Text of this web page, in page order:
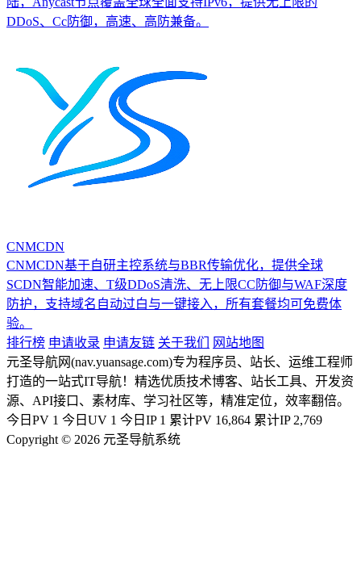
DDoS、Cc防御，高速、高防兼备。
CNMCDN
CNMCDN基于自研主控系统与BBR传输优化，提供全球
SCDN智能加速、T级DDoS清洗、无上限CC防御与WAF深度
防护，支持域名自动过白与一键接入，所有套餐均可免费体
验。
排行榜 申请收录 申请友链 关于我们
网站地图
元圣导航网(nav.yuansage.com)专为程序员、站长、运维工程师
打造的一站式IT导航！精选优质技术博客、站长工具、开发资
源、API接口、素材库、学习社区等，精准定位，效率翻倍。
今日PV 1 今日UV 1 今日IP 1 累计PV 16,864 累计IP 2,769
Copyright © 2026 元圣导航系统